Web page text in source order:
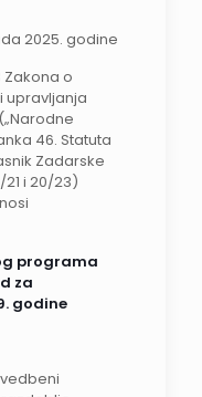
2025. godine
Zakona o
upravljanja
46. Statuta
Zadarske
i 20/23)
programa
za
godine